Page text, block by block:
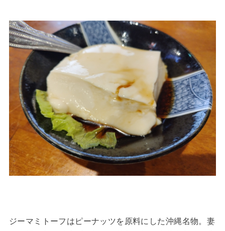
ジーマミトーフはピーナッツを原料にした沖縄名物。妻